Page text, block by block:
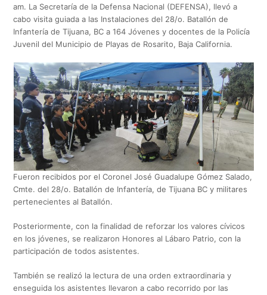
am. La Secretaría de la Defensa Nacional (DEFENSA), llevó a
cabo visita guiada a las Instalaciones del 28/o. Batallón de
Infantería de Tijuana, BC a 164 Jóvenes y docentes de la Policía
Juvenil del Municipio de Playas de Rosarito, Baja California.
Fueron recibidos por el Coronel José Guadalupe Gómez Salado,
Cmte. del 28/o. Batallón de Infantería, de Tijuana BC y militares
pertenecientes al Batallón.
Posteriormente, con la finalidad de reforzar los valores cívicos
en los jóvenes, se realizaron Honores al Lábaro Patrio, con la
participación de todos asistentes.
También se realizó la lectura de una orden extraordinaria y
enseguida los asistentes llevaron a cabo recorrido por las